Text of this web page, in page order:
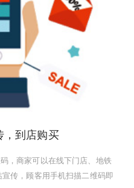
，到店购买
，商家可以在线下门店、地铁
传，顾客用手机扫描二维码即